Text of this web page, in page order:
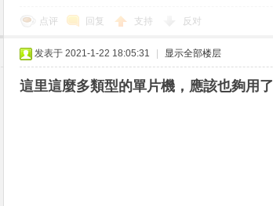
点评 回复 支持 反对
发表于 2021-1-22 18:05:31 显示全部楼层
這里這麼多類型的單片機，應該也夠用了